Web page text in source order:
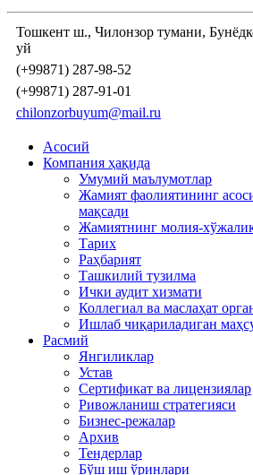
Тошкент ш., Чилонзор тумани,
уй
(+99871) 287-98-52
(+99871) 287-91-01
chilonzorbuyum@mail.ru
Асосий
Компания ҳақида
Умумий маълумотлар
Жамият фаолиятининг
мақсади
Жамиятнинг молия-
Тарих
Раҳбарият
Ташкилий тузилма
Ички аудит хизмати
Коллегиал ва маслаҳат
Ишлаб чиқариладиган
Расмий
Янгиликлар
Устав
Сертификат ва лицензиялар
Ривожланиш стратегияси
Бизнес-режалар
Архив
Тендерлар
Бўш иш ўринлари